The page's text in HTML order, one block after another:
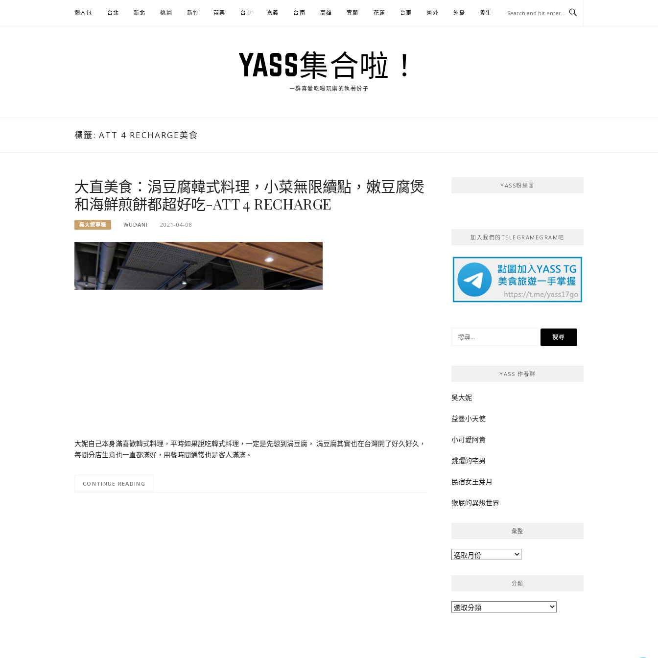
懶人包 台北 新北 桃園 新竹 苗栗 台中 嘉義 台南 高雄 宜蘭 花蓮 台東 國外 外島 養生 伴手禮
YASS集合啦！
一群喜愛吃喝玩樂的執著份子
標籤: ATT 4 RECHARGE美食
大直美食：涓豆腐韓式料理，小菜無限續點，嫩豆腐煲
和海鮮煎餅都超好吃-ATT 4 RECHARGE
吳大妮專欄 WUDANI 2021-04-08
大妮自己本身滿喜歡韓式料理，平時如果說吃韓式料理，一定是先想到涓豆腐。 涓豆腐其實也在台灣開了好久好久，
每間分店生意也一直都滿好，用餐時間通常也是客人滿滿。
CONTINUE READING
YASS粉絲團
加入我們的TELEGRAMEGRAM吧
YASS 作者群
吳大妮
益曼小天使
小可愛阿貴
跳躍的宅男
民宿女王芽月
猴屁的異想世界
彙整
彙
分類
分